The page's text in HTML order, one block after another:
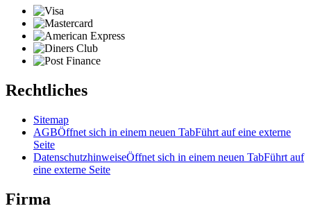
Rechtliches
Sitemap
AGBÖffnet sich in einem neuen TabFührt auf eine externe
Seite
DatenschutzhinweiseÖffnet sich in einem neuen TabFührt auf
eine externe Seite
Firma